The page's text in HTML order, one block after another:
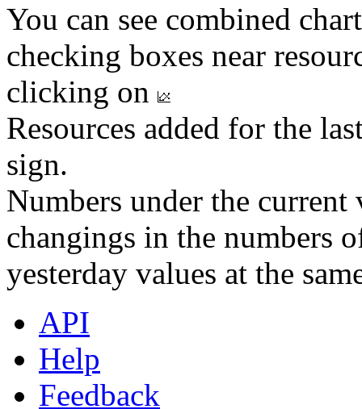
You can see combined
checking boxes near
clicking on
Resources added for the
sign.
Numbers under the
changings in the numbers
yesterday values at the
API
Help
Feedback